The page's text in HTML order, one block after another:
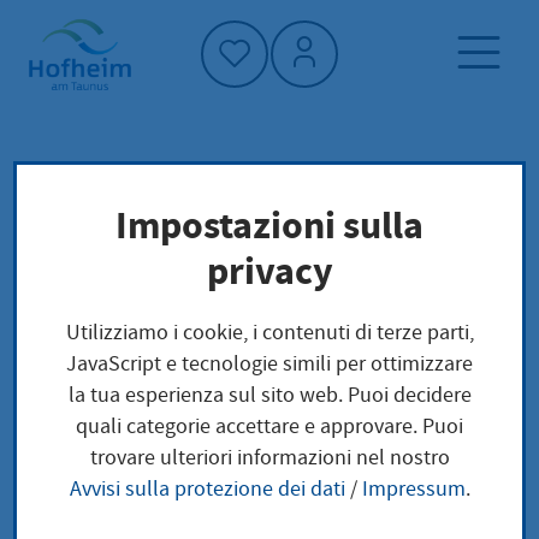
Home"
Pagina iniziale
Trova servizi
Preoccupazioni locali
Erbenhaftung
Erbenhaftung
Leistungsbeschreibung
Mit der Annahme einer Erbschaft treten Sie als Erbin
Impostazioni sulla
privacy
Utilizziamo i cookie, i contenuti di terze parti,
JavaScript e tecnologie simili per ottimizzare
la tua esperienza sul sito web. Puoi decidere
quali categorie accettare e approvare. Puoi
trovare ulteriori informazioni nel nostro
Avvisi sulla protezione dei dati/ Impressum.